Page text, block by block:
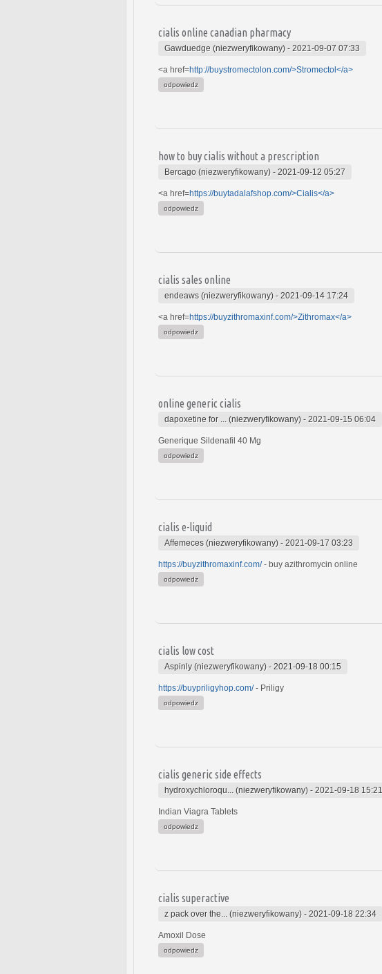
cialis online canadian pharmacy
Gawduedge (niezweryfikowany) - 2021-09-07 07:33
<a href=http://buystromectolon.com/>Stromectol</a>
odpowiedz
how to buy cialis without a prescription
Bercago (niezweryfikowany) - 2021-09-12 05:27
<a href=https://buytadalafshop.com/>Cialis</a>
odpowiedz
cialis sales online
endeaws (niezweryfikowany) - 2021-09-14 17:24
<a href=https://buyzithromaxinf.com/>Zithromax</a>
odpowiedz
online generic cialis
dapoxetine for ... (niezweryfikowany) - 2021-09-15 06:04
Generique Sildenafil 40 Mg
odpowiedz
cialis e-liquid
Affemeces (niezweryfikowany) - 2021-09-17 03:23
https://buyzithromaxinf.com/- buy azithromycin online
odpowiedz
cialis low cost
Aspinly (niezweryfikowany) - 2021-09-18 00:15
https://buypriligyhop.com/- Priligy
odpowiedz
cialis generic side effects
hydroxychloroqu... (niezweryfikowany) - 2021-09-18 15:21
Indian Viagra Tablets
odpowiedz
cialis superactive
z pack over the... (niezweryfikowany) - 2021-09-18 22:34
Amoxil Dose
odpowiedz